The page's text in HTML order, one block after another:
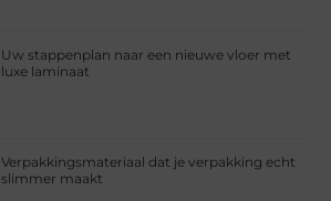
Uw stappenplan naar een nieuwe vloer met
luxe laminaat
Verpakkingsmateriaal dat je verpakking echt
slimmer maakt